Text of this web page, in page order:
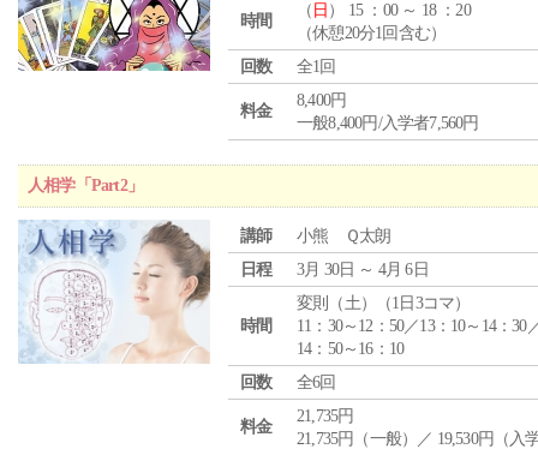
時間
（ 日 ） 15 ：00 ～ 18 ：20
（休憩20分1回含む）
回数
全1回
料金
8,400円
一般8,400円/入学者7,560円
人相学「Part2」
講師
小熊 Ｑ太朗
日程
3月 30日 ～ 4月 6日
時間
変則（土）（1日3コマ）
11：30～12：50／13：10～14：30
14：50～16：10
回数
全6回
料金
21,735円
21,735円（一般）／ 19,530円（入